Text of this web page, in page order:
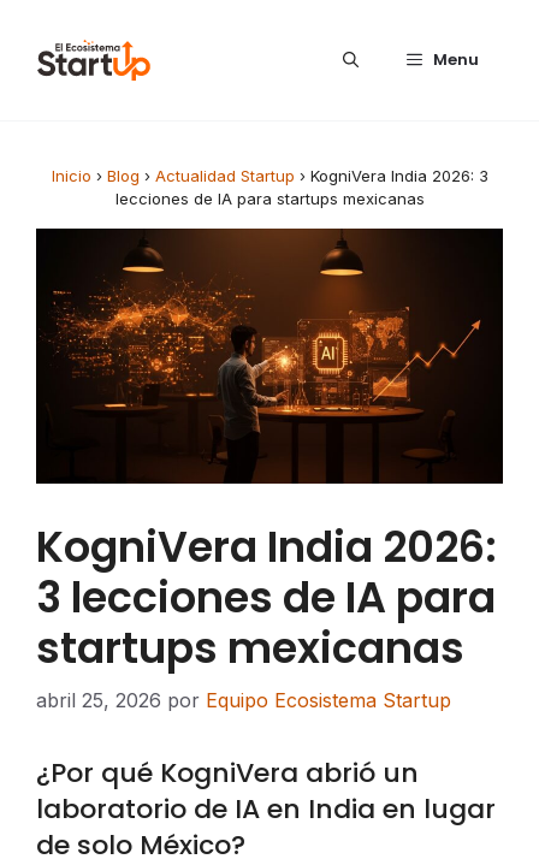
Menu
Inicio › Blog › Actualidad Startup › KogniVera India 2026: 3
lecciones de IA para startups mexicanas
KogniVera India 2026:
3 lecciones de IA para
startups mexicanas
abril 25, 2026 por Equipo Ecosistema Startup
¿Por qué KogniVera abrió un
laboratorio de IA en India en lugar
de solo México?